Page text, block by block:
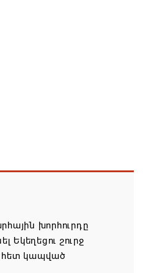
խորհուրդը
Եկեղեցու շուրջ
հետ կապված